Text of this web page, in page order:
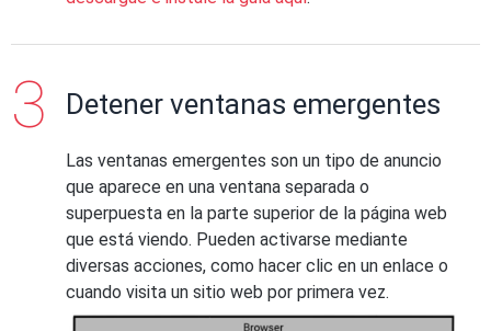
Detener ventanas emergentes
Las ventanas emergentes son un tipo de anuncio
que aparece en una ventana separada o
superpuesta en la parte superior de la página web
que está viendo. Pueden activarse mediante
diversas acciones, como hacer clic en un enlace o
cuando visita un sitio web por primera vez.